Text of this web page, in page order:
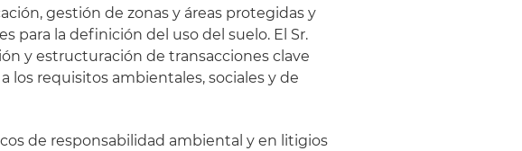
gestión de zonas y áreas protegidas y
para la definición del uso del suelo. El Sr.
y estructuración de transacciones clave
los requisitos ambientales, sociales y de
de responsabilidad ambiental y en litigios